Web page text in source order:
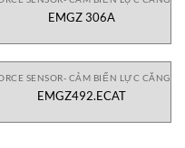
EMGZ 306A
SENSOR- CẢM BIẾN LỰC CĂNG
EMGZ492.ECAT